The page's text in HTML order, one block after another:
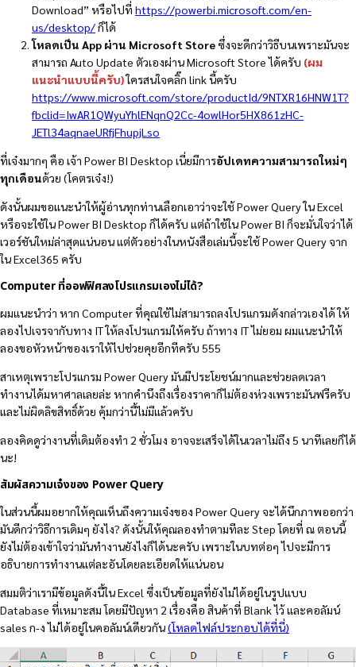
Download” หรือไปที่ https://powerbi.microsoft.com/en-
us/desktop/ก็ได้
โหลดเป็น App ผ่าน Microsoft Storeซึ่งจะดีกว่าวิธีบนเพราะมันจะ
สามารถ Auto Update ตัวเองผ่าน Microsoft Store ได้ครับ (ผม
แนะนำแบบนี้ครับ)ใครสนใจคลิ๊ก link นี้ครับ
https://www.microsoft.com/store/productId/9NTXR16HNW1T?
fbclid=IwAR1QWyuYhlENqnQ2Cc-4owlHor5HX861zHC-
JETl34aqnaeURfjFhupjLso
ที่เจ๋งมากๆ คือ เจ้า Power BI Desktop เนี่ยมีการอัปเดทความสามารถใหม่ๆ
ทุกเดือนด้วย (โคตรเจ๋ง!)
ดังนั้นผมขอแนะนำให้ผู้อ่านทุกท่านเลือกเอาว่าจะใช้ Power Query ใน Excel
หรือจะใช้ใน Power BI Desktop ก็ได้ครับ แต่ถ้าใช้ใน Power BI ก็จะมั่นใจว่าได้
เวอร์ชันใหม่ล่าสุดแน่นอน แต่ตัวอย่างในหนังสือเล่มนี้จะใช้ Power Query จาก
ใน Excel365 ครับ
Computer ที่ออฟฟิศลงโปรแกรมเองไม่ได้?
ผมแนะนำว่า หาก Computer ที่คุณใช้ไม่สามารถลงโปรแกรมดังกล่าวเองได้ ให้
ลองไปเจรจากับทาง IT ให้ลงโปรแกรมให้ครับ ถ้าทาง IT ไม่ยอม ผมแนะนำให้
ลองขอหัวหน้าของเราให้ไปช่วยคุยอีกทีครับ 555
สาเหตุเพราะโปรแกรม Power Query มันมีประโยชน์มากและช่วยลดเวลา
ทำงานได้มหาศาลเลยล่ะ หากคำนึงถึงเรื่องราคาก็ไม่ต้องห่วงเพราะมันฟรีครับ
และไม่ผิดลิขสิทธิ์ด้วย คุ้มกว่านี้ไม่มีแล้วครับ
ลองคิดดูว่างานที่เดิมต้องทำ 2 ชั่วโมง อาจจะเสร็จได้ในเวลาไม่ถึง 5 นาทีเลยก็ได้
นะ!
สัมผัสความเจ๋งของ Power Query
ในส่วนนี้ผมอยากให้คุณเห็นถึงความเจ๋งของ Power Query จะได้นึกภาพออกว่า
มันดีกว่าวิธีการเดิมๆ ยังไง? ดังนั้นให้คุณลองทำตามทีละ Step โดยที่ ณ ตอนนี้
ยังไม่ต้องเข้าใจว่ามันทำงานยังไงก็ได้นะครับ เพราะในบทต่อๆ ไปจะมีการ
อธิบายการทำงานแต่ละอันโดยละเอียดให้แน่นอน
สมมติว่าเรามีข้อมูลดังนี้ใน Excel ซึ่งเป็นข้อมูลที่ยังไม่ได้อยู่ในรูปแบบ
Database ที่เหมาะสม โดยมีปัญหา 2 เรื่องคือ สินค้าที่ Blank ไว้ และคอลัมน์
sales ก-ง ไม่ได้อยู่ในคอลัมน์เดียวกัน(โหลดไฟล์ประกอบได้ที่นี่)